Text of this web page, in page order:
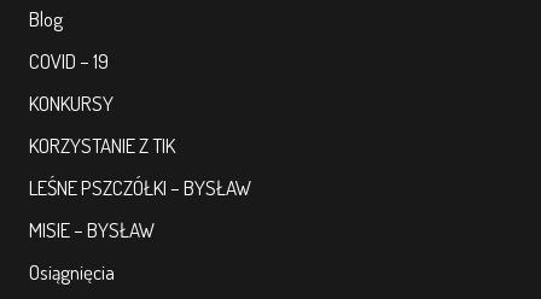
Blog
COVID – 19
KONKURSY
KORZYSTANIE Z TIK
LEŚNE PSZCZÓŁKI – BYSŁAW
MISIE – BYSŁAW
Osiągnięcia